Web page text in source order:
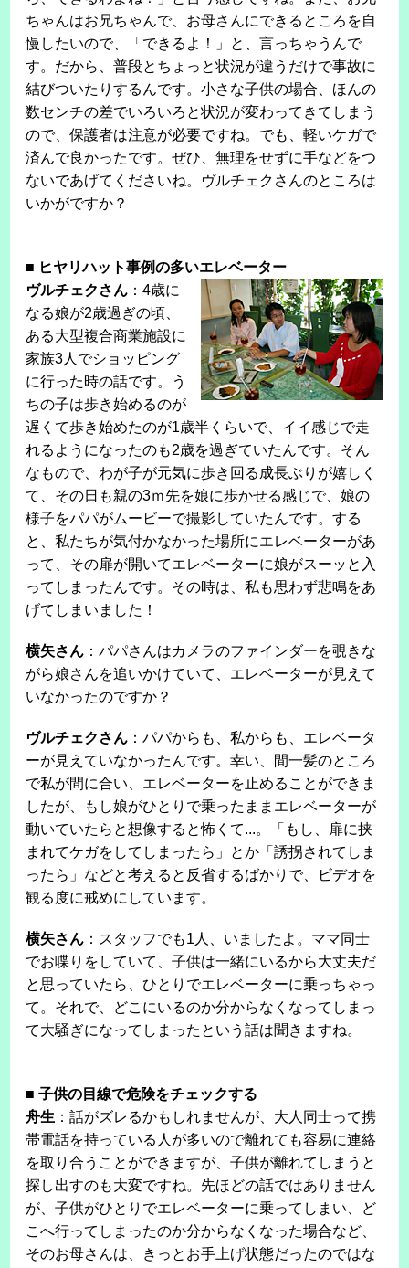
ちゃんはお兄ちゃんで、お母さんにできるところを自
慢したいので、「できるよ！」と、言っちゃうんで
す。だから、普段とちょっと状況が違うだけで事故に
結びついたりするんです。小さな子供の場合、ほんの
数センチの差でいろいろと状況が変わってきてしまう
ので、保護者は注意が必要ですね。でも、軽いケガで
済んで良かったです。ぜひ、無理をせずに手などをつ
ないであげてくださいね。ヴルチェクさんのところは
いかがですか？
■ ヒヤリハット事例の多いエレベーター
ヴルチェクさん ：4歳に
なる娘が2歳過ぎの頃、
ある大型複合商業施設に
家族3人でショッピング
に行った時の話です。う
ちの子は歩き始めるのが
遅くて歩き始めたのが1歳半くらいで、イイ感じで走
れるようになったのも2歳を過ぎていたんです。そん
なもので、わが子が元気に歩き回る成長ぶりが嬉しく
て、その日も親の3ｍ先を娘に歩かせる感じで、娘の
様子をパパがムービーで撮影していたんです。する
と、私たちが気付かなかった場所にエレベーターがあ
って、その扉が開いてエレベーターに娘がスーッと入
ってしまったんです。その時は、私も思わず悲鳴をあ
げてしまいました！
横矢さん ：パパさんはカメラのファインダーを覗きな
がら娘さんを追いかけていて、エレベーターが見えて
いなかったのですか？
ヴルチェクさん ：パパからも、私からも、エレベータ
ーが見えていなかったんです。幸い、間一髪のところ
で私が間に合い、エレベーターを止めることができま
したが、もし娘がひとりで乗ったままエレベーターが
動いていたらと想像すると怖くて...。「もし、扉に挟
まれてケガをしてしまったら」とか「誘拐されてしま
ったら」などと考えると反省するばかりで、ビデオを
観る度に戒めにしています。
横矢さん ：スタッフでも1人、いましたよ。ママ同士
でお喋りをしていて、子供は一緒にいるから大丈夫だ
と思っていたら、ひとりでエレベーターに乗っちゃっ
て。それで、どこにいるのか分からなくなってしまっ
て大騒ぎになってしまったという話は聞きますね。
■子供の目線で危険をチェックする
舟生 ：話がズレるかもしれませんが、大人同士って携
帯電話を持っている人が多いので離れても容易に連絡
を取り合うことができますが、子供が離れてしまうと
探し出すのも大変ですね。先ほどの話ではありません
が、子供がひとりでエレベーターに乗ってしまい、ど
こへ行ってしまったのか分からなくなった場合など、
そのお母さんは、きっとお手上げ状態だったのではな